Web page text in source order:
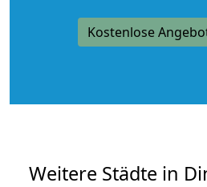
Kostenlose
Weitere Städte in